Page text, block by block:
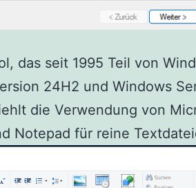
das seit 1995 Teil von
24H2 und Windows
die Verwendung von
Notepad für reine